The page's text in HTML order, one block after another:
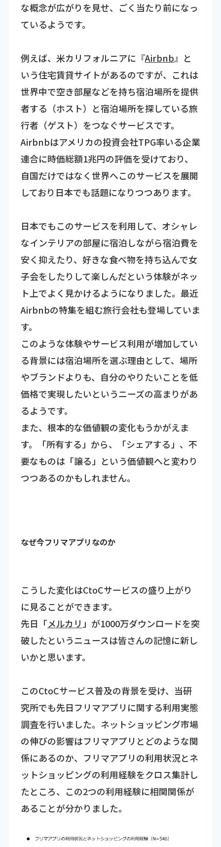
な概念が広がりを見せ、ごく当たり前になっ
ているようです。
例えば、米カリフォルニアに『Airbnb』と
いう住宅賃貸サイトがあるのですが、これは
世界中で空き部屋などを持ち宿泊場所を提供
者する（ホスト）と宿泊場所を探している旅
行者（ゲスト）をつなぐサービスです。
Airbnbはアメリカの投資会社TPG率いる企業
連合に時価総額1兆円の評価を受けており、
自国だけではなく世界へこのサービスを展開
しており日本でも話題になりつつあります。
日本でもこのサービスを利用して、オシャレ
なインテリアの部屋に宿泊しながら宿泊費を
安く抑えたり、好きな食べ物を持ち込んで女
子会をしたりして楽しんだという体験がネッ
ト上でよく見かけるようになりました。最近
Airbnbの特集を組む旅行会社も登場していま
す。
このような体験やサービス利用が増加してい
る背景には宿泊場所を選ぶ理由として、場所
やブランドよりも、自分のやりたいことを低
価格で実現したいというニーズの高まりがあ
るようです。
また、根本的な価値観の変化もうかがえま
す。「所有する」から、「シェアする」、不
要なものは「譲る」という価値観へと変わり
つつあるのかもしれません。
なぜ今フリマアプリなのか
こうした変化はCtoCサービスの盛り上がり
に見ることができます。
先日「メルカリ」が1000万ダウンロードを突
破したというニュースは皆さんの記憶に新し
いかと思います。
このCtoCサービス普及の背景を受け、当研
究所でも先日フリマアプリに関する利用実態
調査を行いました。ネットショッピング市場
の伸びの影響はフリマアプリとどのような関
係にあるのか、フリマアプリの利用状況とネ
ットショッピングの利用経験をクロス集計し
たところ、この2つの利用経験に相関関係が
あることが分かりました。